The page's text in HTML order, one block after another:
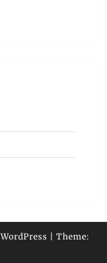
WordPress
Theme: